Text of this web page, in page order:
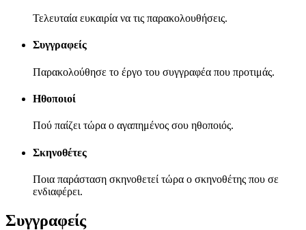
Τελευταία ευκαιρία να τις παρακολουθήσεις.
Συγγραφείς
Παρακολούθησε το έργο του συγγραφέα που προτιμάς.
Ηθοποιοί
Πού παίζει τώρα ο αγαπημένος σου ηθοποιός.
Σκηνοθέτες
Ποια παράσταση σκηνοθετεί τώρα ο σκηνοθέτης που σε
ενδιαφέρει.
Συγγραφείς